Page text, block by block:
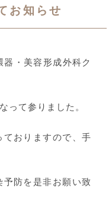
お知らせ
・美容形成外科ク
って参りました。
ておりますので、手
防を是非お願い致